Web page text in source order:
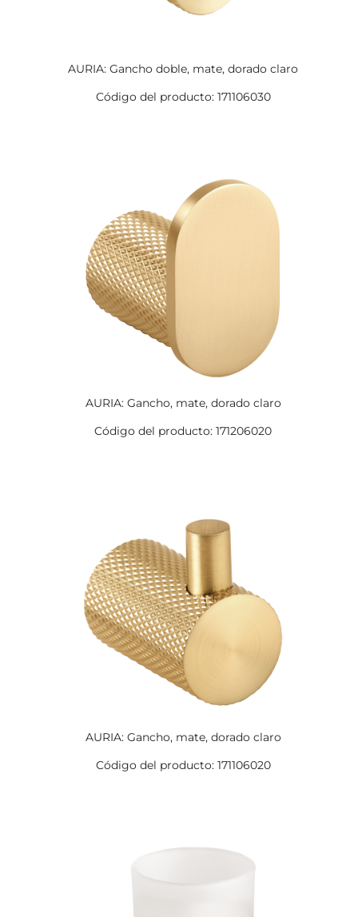
AURIA: Gancho doble, mate, dorado claro
Código del producto: 171106030
AURIA: Gancho, mate, dorado claro
Código del producto: 171206020
AURIA: Gancho, mate, dorado claro
Código del producto: 171106020